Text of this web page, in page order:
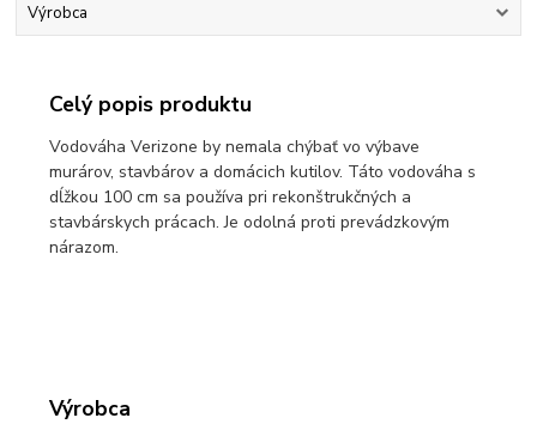
Výrobca
Celý popis produktu
Vodováha Verizone by nemala chýbať vo výbave
murárov, stavbárov a domácich kutilov. Táto vodováha s
dĺžkou 100 cm sa používa pri rekonštrukčných a
stavbárskych prácach. Je odolná proti prevádzkovým
nárazom.
Výrobca